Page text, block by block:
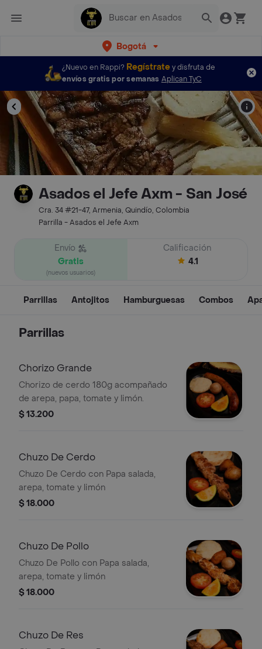
Bogotá
¿Nuevo en Rappi? Regístratey disfruta de
envíos gratis por semanas Aplican TyC
Asados el Jefe Axm - San José
Cra. 34 #21-47, Armenia, Quindío, Colombia
Parrilla - Asados el Jefe Axm
Envío
Gratis
(nuevos usuarios)
Calificación
4.1
Parrillas Antojitos Hamburguesas Combos
Parrillas
Chorizo Grande
Chorizo de cerdo 180g acompañado
de arepa, papa, tomate y limón.
$ 13.200
Chuzo De Cerdo
Chuzo De Cerdo con Papa salada,
arepa, tomate y limón
$ 18.000
Chuzo De Pollo
Chuzo De Pollo con Papa salada,
arepa, tomate y limón
$ 18.000
Chuzo De Res